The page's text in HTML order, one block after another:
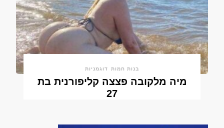
בנות חמות דוגמניות
מיה מלקובה פצצה קליפורנית בת
27